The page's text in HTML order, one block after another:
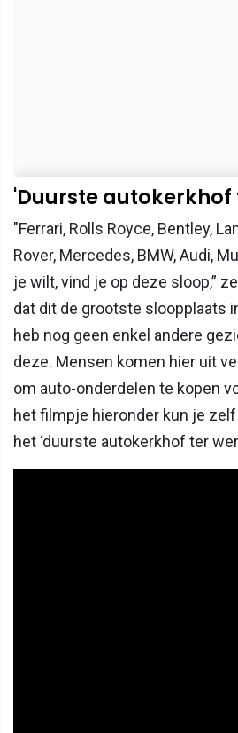
'Duurste autokerkhof
"Ferrari, Rolls Royce, Bentley,
Rover, Mercedes, BMW, Audi,
je wilt, vind je op deze sloop,”
dat dit de grootste sloopplaats
heb nog geen enkel andere
deze. Mensen komen hier uit
om auto-onderdelen te kopen
het filmpje hieronder kun je
het ‘duurste autokerkhof ter